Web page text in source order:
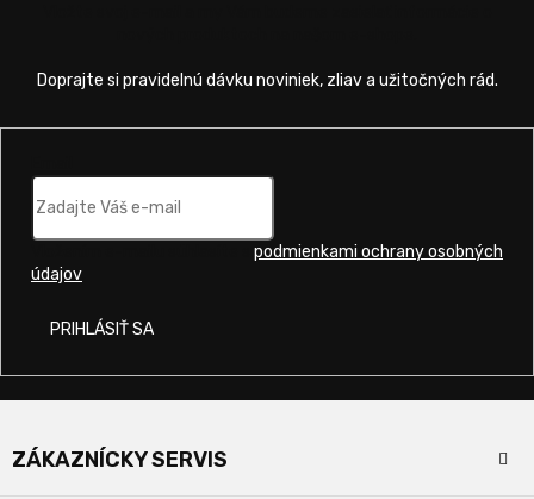
podmienkami ochrany osobných
údajov
PRIHLÁSIŤ SA
ä
ZÁKAZNÍCKY SERVIS